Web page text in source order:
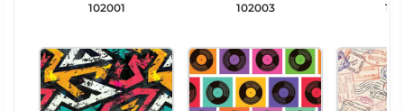
102001 102003